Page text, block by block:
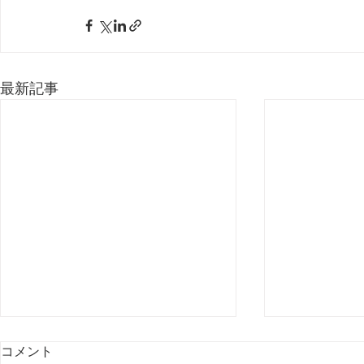
最新記事
コメント